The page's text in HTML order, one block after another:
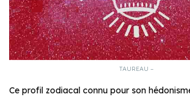
TAUREAU –
Ce profil zodiacal connu pour son